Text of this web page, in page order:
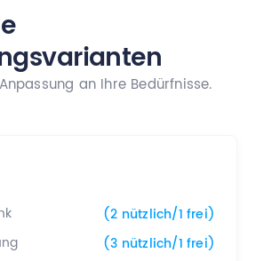
an Ihre Bedürfnisse.
(2 nützlich/1 frei)
(3 nützlich/1 frei)